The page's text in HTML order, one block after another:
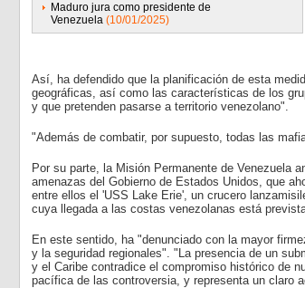
Maduro jura como presidente de
Venezuela (10/01/2025)
Así, ha defendido que la planificación de esta
geográficas, así como las características de los
y que pretenden pasarse a territorio venezolano".
"Además de combatir, por supuesto, todas las
Por su parte, la Misión Permanente de Venezuela
amenazas del Gobierno de Estados Unidos, que
entre ellos el 'USS Lake Erie', un crucero
cuya llegada a las costas venezolanas está
En este sentido, ha "denunciado con la mayor
y la seguridad regionales". "La presencia de un
y el Caribe contradice el compromiso histórico de
pacífica de las controversia, y representa un claro